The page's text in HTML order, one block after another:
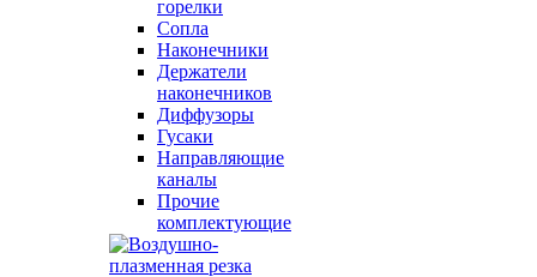
горелки
Сопла
Наконечники
Держатели
наконечников
Диффузоры
Гусаки
Направляющие
каналы
Прочие
комплектующие